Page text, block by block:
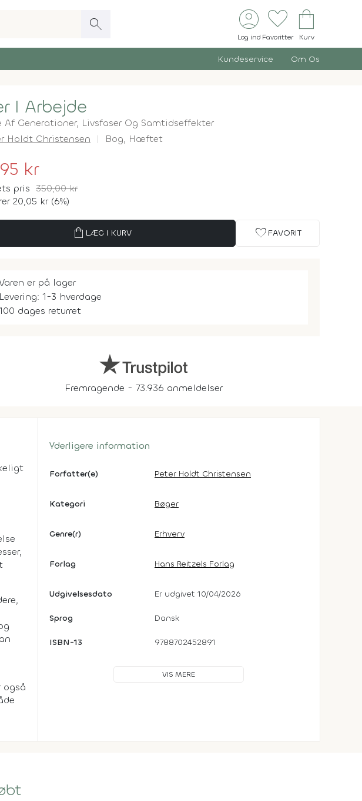
search account_circle
Log ind
favorite
Favoritter
shopping_bag
Kurv
Kundeservice Om Os
I Arbejde
Af Generationer, Livsfaser Og Samtidseffekter
Holdt Christensen Bog, Hæftet
kr
pris 350,00 kr
20,05 kr (6%)
shopping_bag LÆG I KURV favorite FAVORIT
er på lager
Levering: 1-3 hverdage
dages returret
Fremragende - 73.936 anmeldelser
også
Yderligere information
Forfatter(e) Peter Holdt Christensen
Kategori Bøger
Genre(r) Erhverv
Forlag Hans Reitzels Forlag
Udgivelsesdato Er udgivet 10/04/2026
Sprog Dansk
ISBN-13 9788702452891
VIS MERE